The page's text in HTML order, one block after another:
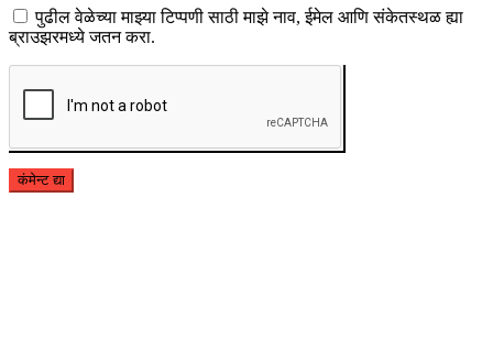
पुढील वेळेच्या माझ्या टिप्पणी साठी माझे नाव, ईमेल आणि संकेतस्थळ ह्या
ब्राउझरमध्ये जतन करा.